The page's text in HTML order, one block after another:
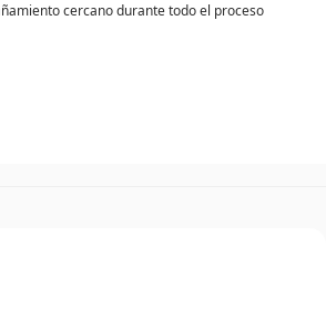
cercano durante todo el proceso